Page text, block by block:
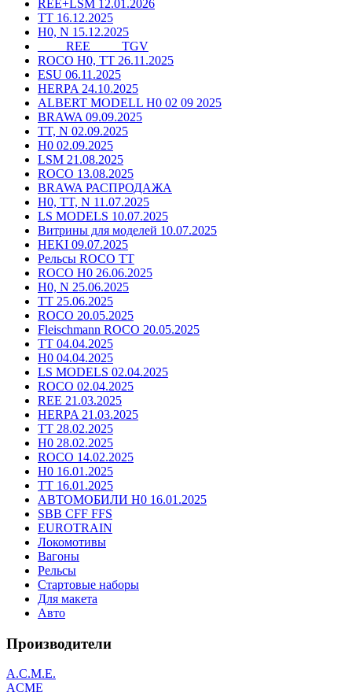
REE+LSM 12.01.2026
TT 16.12.2025
H0, N 15.12.2025
____ REE ____ TGV
ROCO H0, TT 26.11.2025
ESU 06.11.2025
HERPA 24.10.2025
ALBERT MODELL H0 02 09 2025
BRAWA 09.09.2025
TT, N 02.09.2025
H0 02.09.2025
LSM 21.08.2025
ROCO 13.08.2025
BRAWA РАСПРОДАЖА
H0, TT, N 11.07.2025
LS MODELS 10.07.2025
Витрины для моделей 10.07.2025
HEKI 09.07.2025
Рельсы ROCO TT
ROCO H0 26.06.2025
H0, N 25.06.2025
TT 25.06.2025
ROCO 20.05.2025
Fleischmann ROCO 20.05.2025
TT 04.04.2025
H0 04.04.2025
LS MODELS 02.04.2025
ROCO 02.04.2025
REE 21.03.2025
HERPA 21.03.2025
TT 28.02.2025
H0 28.02.2025
ROCO 14.02.2025
H0 16.01.2025
TT 16.01.2025
АВТОМОБИЛИ H0 16.01.2025
SBB CFF FFS
EUROTRAIN
Локомотивы
Вагоны
Рельсы
Стартовые наборы
Для макета
Авто
Производители
A.C.M.E.
ACME